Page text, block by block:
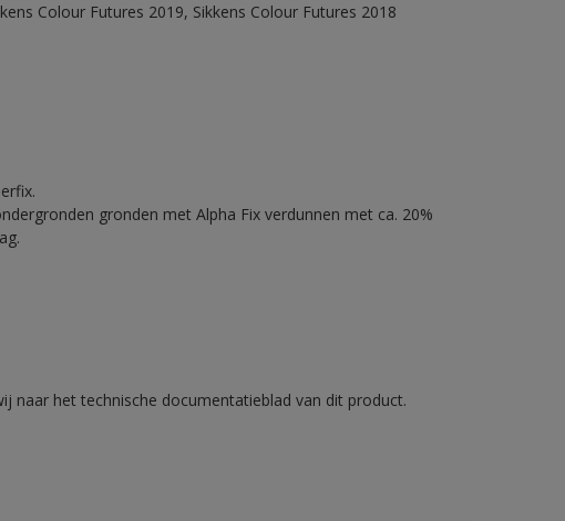
Colour Futures 2019, Sikkens Colour Futures 2018
gronden met Alpha Fix verdunnen met ca. 20%
naar het technische documentatieblad van dit product.